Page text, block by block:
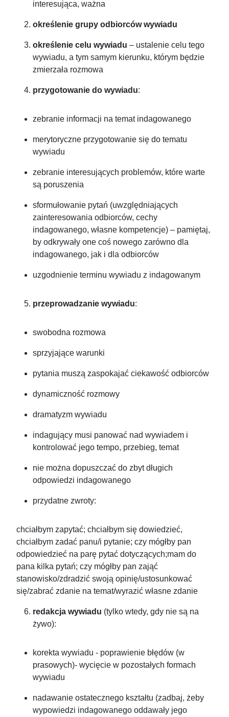
interesująca, ważna
określenie grupy odbiorców wywiadu
określenie celu wywiadu – ustalenie celu tego
wywiadu, a tym samym kierunku, którym będzie
zmierzała rozmowa
przygotowanie do wywiadu:
zebranie informacji na temat indagowanego
merytoryczne przygotowanie się do tematu
wywiadu
zebranie interesujących problemów, które warte
są poruszenia
sformułowanie pytań (uwzględniających
zainteresowania odbiorców, cechy
indagowanego, własne kompetencje) – pamiętaj,
by odkrywały one coś nowego zarówno dla
indagowanego, jak i dla odbiorców
uzgodnienie terminu wywiadu z indagowanym
przeprowadzanie wywiadu:
swobodna rozmowa
sprzyjające warunki
pytania muszą zaspokajać ciekawość odbiorców
dynamiczność rozmowy
dramatyzm wywiadu
indagujący musi panować nad wywiadem i
kontrolować jego tempo, przebieg, temat
nie można dopuszczać do zbyt długich
odpowiedzi indagowanego
przydatne zwroty:
chciałbym zapytać; chciałbym się dowiedzieć,
chciałbym zadać panu/i pytanie; czy mógłby pan
odpowiedzieć na parę pytać dotyczących;mam do
pana kilka pytań; czy mógłby pan zająć
stanowisko/zdradzić swoją opinię/ustosunkować
się/zabrać zdanie na temat/wyrazić własne zdanie
redakcja wywiadu (tylko wtedy, gdy nie są na
żywo):
korekta wywiadu - poprawienie błędów (w
prasowych)- wycięcie w pozostałych formach
wywiadu
nadawanie ostatecznego kształtu (zadbaj, żeby
wypowiedzi indagowanego oddawały jego